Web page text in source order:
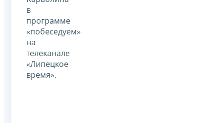
в
программе
«побеседуем»
на
телеканале
«Липецкое
время».